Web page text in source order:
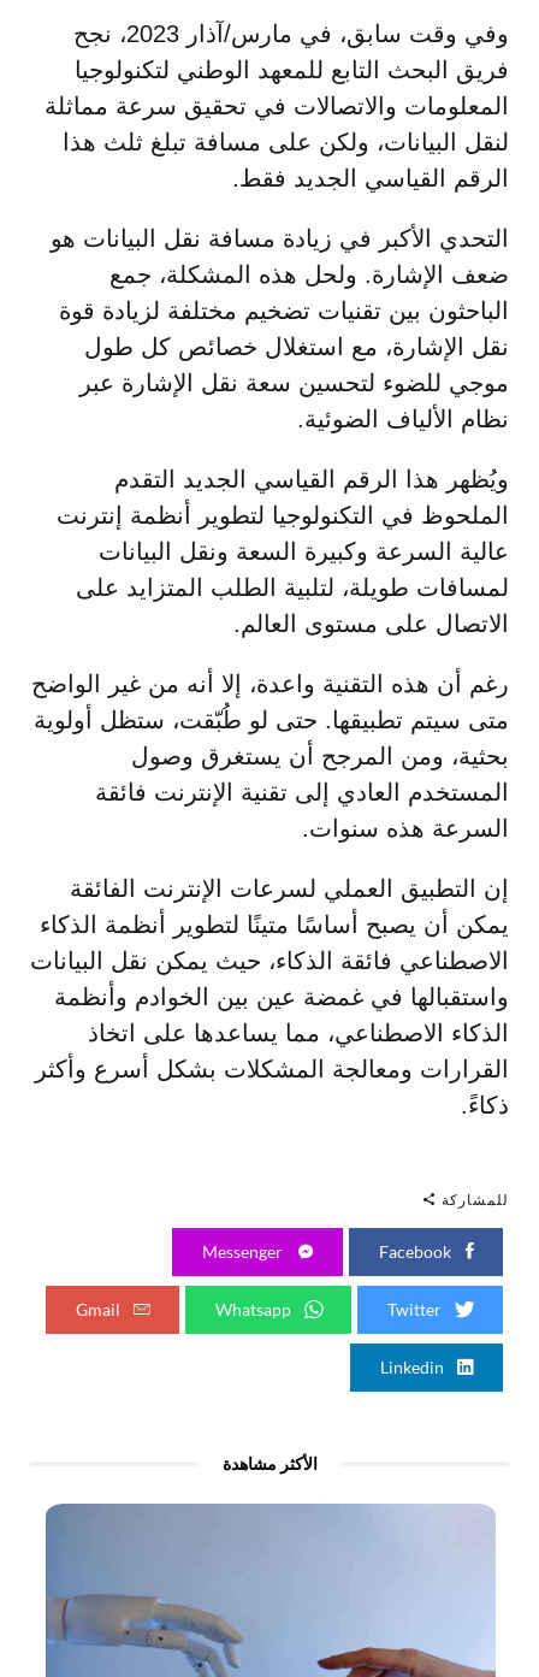
وفي وقت سابق، في مارس/آذار 2023، نجح
فريق البحث التابع للمعهد الوطني لتكنولوجيا
المعلومات والاتصالات في تحقيق سرعة مماثلة
لنقل البيانات، ولكن على مسافة تبلغ ثلث هذا
الرقم القياسي الجديد فقط.
التحدي الأكبر في زيادة مسافة نقل البيانات هو
ضعف الإشارة. ولحل هذه المشكلة، جمع
الباحثون بين تقنيات تضخيم مختلفة لزيادة قوة
نقل الإشارة، مع استغلال خصائص كل طول
موجي للضوء لتحسين سعة نقل الإشارة عبر
نظام الألياف الضوئية.
ويُظهر هذا الرقم القياسي الجديد التقدم
الملحوظ في التكنولوجيا لتطوير أنظمة إنترنت
عالية السرعة وكبيرة السعة ونقل البيانات
لمسافات طويلة، لتلبية الطلب المتزايد على
الاتصال على مستوى العالم.
رغم أن هذه التقنية واعدة، إلا أنه من غير الواضح
متى سيتم تطبيقها. حتى لو طُبّقت، ستظل أولوية
بحثية، ومن المرجح أن يستغرق وصول
المستخدم العادي إلى تقنية الإنترنت فائقة
السرعة هذه سنوات.
إن التطبيق العملي لسرعات الإنترنت الفائقة
يمكن أن يصبح أساسًا متينًا لتطوير أنظمة الذكاء
الاصطناعي فائقة الذكاء، حيث يمكن نقل البيانات
واستقبالها في غمضة عين بين الخوادم وأنظمة
الذكاء الاصطناعي، مما يساعدها على اتخاذ
القرارات ومعالجة المشكلات بشكل أسرع وأكثر
ذكاءً.
للمشاركة
الأكثر مشاهدة